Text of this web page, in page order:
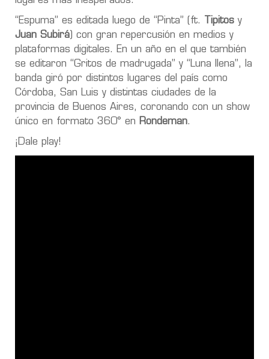
“Espuma” es editada luego de “Pinta” (ft. Tipitos y
Juan Subirá ) con gran repercusión en medios y
plataformas digitales. En un año en el que también
se editaron “Gritos de madrugada” y “Luna llena”, la
banda giró por distintos lugares del país como
Córdoba, San Luis y distintas ciudades de la
provincia de Buenos Aires, coronando con un show
único en formato 360° en Rondeman.
¡Dale play!